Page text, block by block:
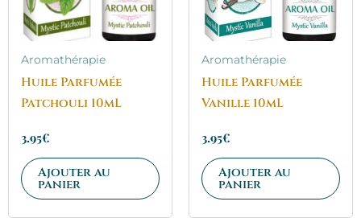
Aromathérapie
Huile Parfumée
Patchouli 10mL
3.95€
Ajouter au
panier
Aromathérapie
Huile Parfumée
Vanille 10mL
3.95€
Ajouter au
panier